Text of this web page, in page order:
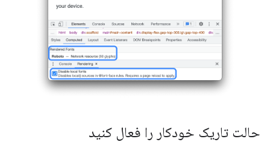
حالت تاریک خودکار را فعال کنید